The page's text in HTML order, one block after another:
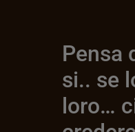
Pensa
si.. se
loro…